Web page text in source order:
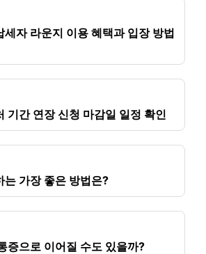
세자 라운지 이용 혜택과 입장 방법
기간 연장 신청 마감일 일정 확인
는 가장 좋은 방법은?
증으로 이어질 수도 있을까?